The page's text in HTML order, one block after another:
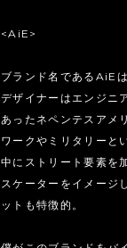
<AiE>
ブランド名であるAiE
デザイナーはエンジニ
あったネペンテスアメ
ワークやミリタリーと
中にストリート要素を
スケーターをイメージ
ットも特徴的。